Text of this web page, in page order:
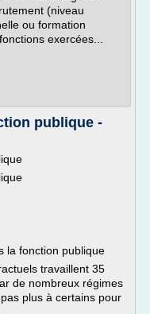
(niveau
ou formation
exercées...
publique -
la fonction publique
travaillent 35
de nombreux régimes
plus à certains pour